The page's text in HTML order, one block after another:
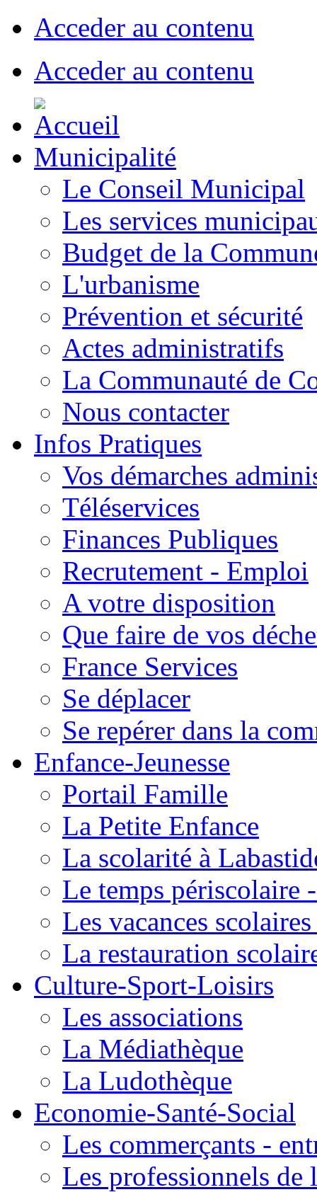
Acceder au contenu
Acceder au contenu
Municipalité
Le Conseil Municipal
Les services
Budget de la
L'urbanisme
Prévention et sécurité
Actes administratifs
La Communauté de
Nous contacter
Infos Pratiques
Vos démarches
Téléservices
Finances Publiques
Recrutement - Emploi
A votre disposition
Que faire de vos
France Services
Se déplacer
Se repérer dans la
Enfance-Jeunesse
Portail Famille
La Petite Enfance
La scolarité à
Le temps périscolaire
Les vacances
La restauration
Culture-Sport-Loisirs
Les associations
La Médiathèque
La Ludothèque
Economie-Santé-Social
Les commerçants -
Les professionnels de